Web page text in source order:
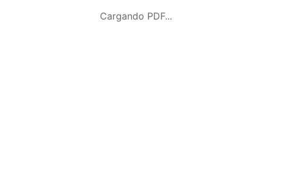
Cargando PDF...